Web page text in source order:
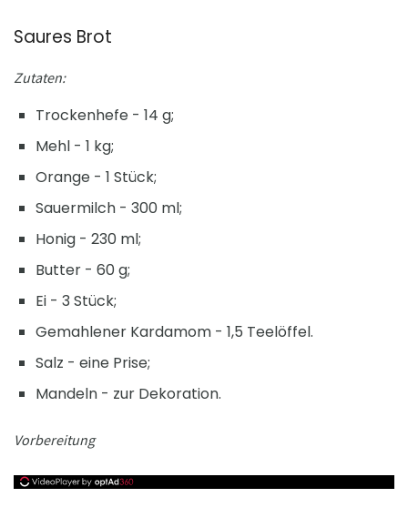
Saures Brot
Zutaten:
Trockenhefe - 14 g;
Mehl - 1 kg;
Orange - 1 Stück;
Sauermilch - 300 ml;
Honig - 230 ml;
Butter - 60 g;
Ei - 3 Stück;
Gemahlener Kardamom - 1,5 Teelöffel.
Salz - eine Prise;
Mandeln - zur Dekoration.
Vorbereitung